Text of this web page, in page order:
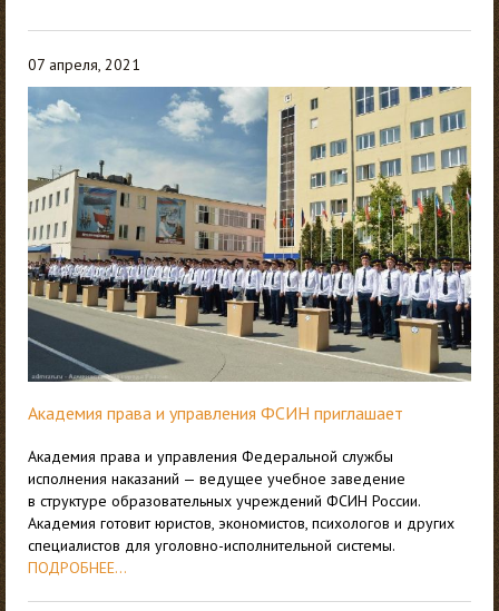
07 апреля, 2021
Академия права и управления ФСИН приглашает
Академия права и управления Федеральной службы
исполнения наказаний — ведущее учебное заведение
в структуре образовательных учреждений ФСИН России.
Академия готовит юристов, экономистов, психологов и других
специалистов для уголовно-исполнительной системы.
ПОДРОБНЕЕ...